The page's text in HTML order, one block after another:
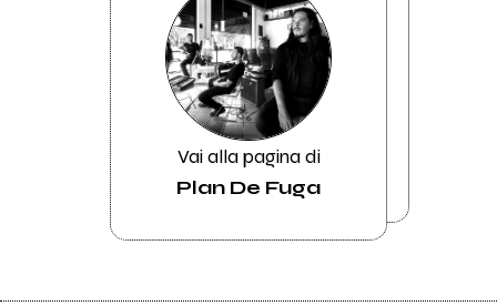
Vai alla pagina di
Plan De Fuga